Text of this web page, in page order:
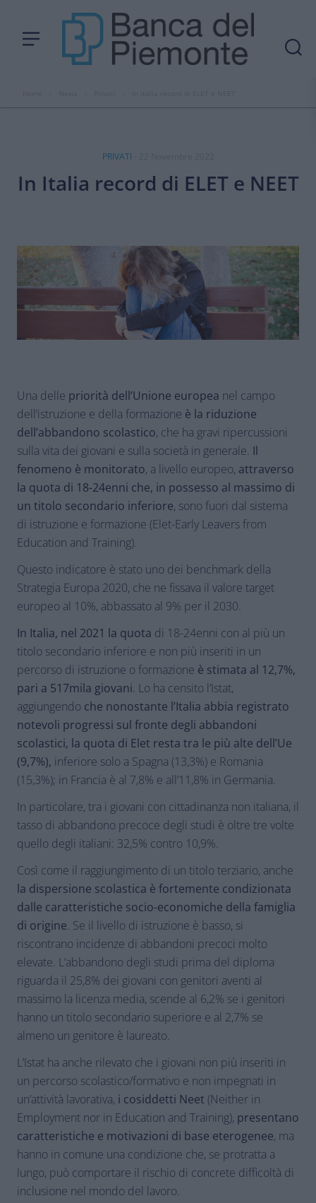
PRIVATI
In Italia record di ELET e NEET
Una delle priorità dell’Unione europea nel campo
dell’istruzione e della formazione è la riduzione
dell’abbandono scolastico, che ha gravi ripercussioni
sulla vita dei giovani e sulla società in generale. Il
fenomeno è monitorato, a livello europeo, attraverso
la quota di 18-24enni che, in possesso al massimo di
un titolo secondario inferiore, sono fuori dal sistema
di istruzione e formazione (Elet-Early Leavers from
Education and Training).
Questo indicatore è stato uno dei benchmark della
Strategia Europa 2020, che ne fissava il valore target
europeo al 10%, abbassato al 9% per il 2030.
In Italia, nel 2021 la quota di 18-24enni con al più un
titolo secondario inferiore e non più inseriti in un
percorso di istruzione o formazione è stimata al 12,7%,
pari a 517mila giovani. Lo ha censito l’Istat,
aggiungendo che nonostante l’Italia abbia registrato
notevoli progressi sul fronte degli abbandoni
scolastici, la quota di Elet resta tra le più alte dell’Ue
(9,7%), inferiore solo a Spagna (13,3%) e Romania
(15,3%); in Francia è al 7,8% e all’11,8% in Germania.
In particolare, tra i giovani con cittadinanza non italiana, il
tasso di abbandono precoce degli studi è oltre tre volte
quello degli italiani: 32,5% contro 10,9%.
Così come il raggiungimento di un titolo terziario, anche
la dispersione scolastica è fortemente condizionata
dalle caratteristiche socio-economiche della famiglia
di origine. Se il livello di istruzione è basso, si
riscontrano incidenze di abbandoni precoci molto
elevate. L’abbandono degli studi prima del diploma
riguarda il 25,8% dei giovani con genitori aventi al
massimo la licenza media, scende al 6,2% se i genitori
hanno un titolo secondario superiore e al 2,7% se
almeno un genitore è laureato.
L’Istat ha anche rilevato che i giovani non più inseriti in
un percorso scolastico/formativo e non impegnati in
un’attività lavorativa, i cosiddetti Neet (Neither in
Employment nor in Education and Training), presentano
caratteristiche e motivazioni di base eterogenee, ma
hanno in comune una condizione che, se protratta a
lungo, può comportare il rischio di concrete difficoltà di
inclusione nel mondo del lavoro.